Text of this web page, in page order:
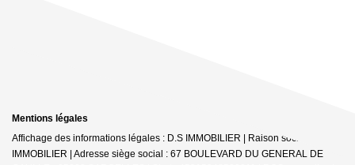
Mentions légales
Affichage des informations légales : D.S IMMOBILIER | Raison sociale : DS
IMMOBILIER | Adresse siège social : 67 BOULEVARD DU GENERAL DE